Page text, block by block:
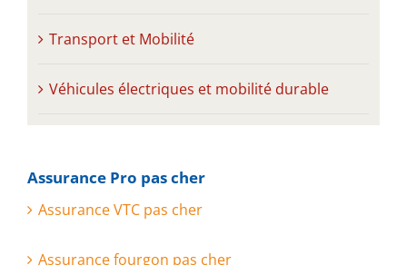
Transport et Mobilité
Véhicules électriques et mobilité durable
Assurance Pro pas cher
Assurance VTC pas cher
Assurance fourgon pas cher